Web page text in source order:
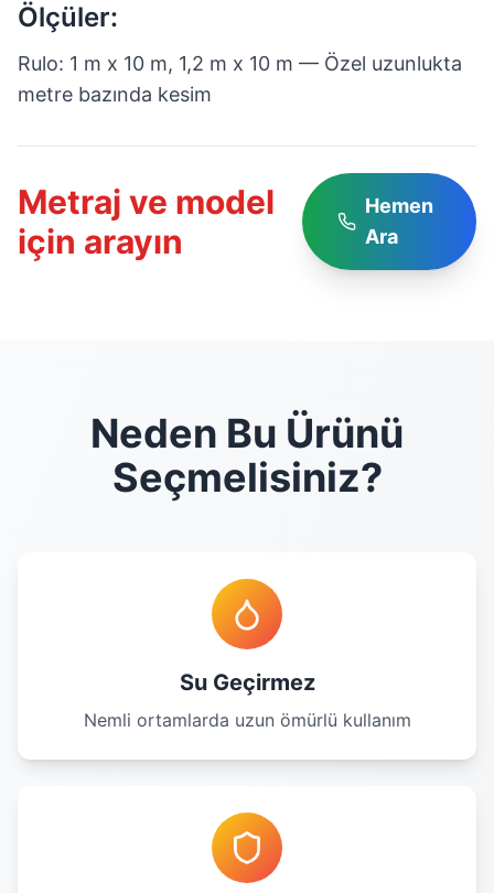
Ölçüler:
Rulo: 1 m x 10 m, 1,2 m x 10 m — Özel uzunlukta
metre bazında kesim
Metraj ve model
için arayın
Hemen
Ara
Neden Bu Ürünü
Seçmelisiniz?
Su Geçirmez
Nemli ortamlarda uzun ömürlü kullanım